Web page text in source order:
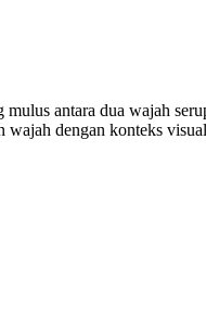
antara dua wajah
dengan konteks